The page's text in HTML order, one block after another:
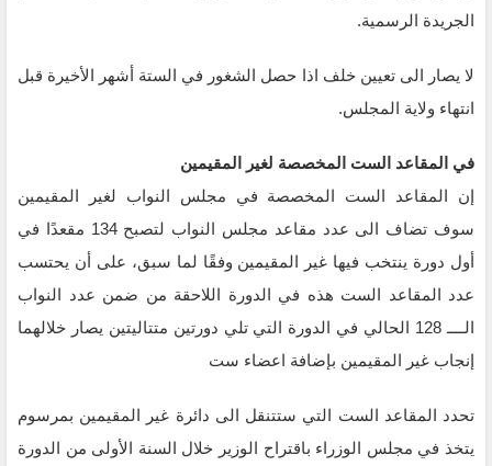
الجريدة الرسمية.
لا يصار الى تعيين خلف اذا حصل الشغور في الستة أشهر الأخيرة قبل
انتهاء ولاية المجلس.
في المقاعد الست المخصصة لغير المقيمين
إن المقاعد الست المخصصة في مجلس النواب لغير المقيمين
سوف تضاف الى عدد مقاعد مجلس النواب لتصبح 134 مقعدًا في
أول دورة ينتخب فيها غير المقيمين وفقًا لما سبق، على أن يحتسب
عدد المقاعد الست هذه في الدورة اللاحقة من ضمن عدد النواب
الــــ 128 الحالي في الدورة التي تلي دورتين متتاليتين يصار خلالهما
إنجاب غير المقيمين بإضافة اعضاء ست
تحدد المقاعد الست التي ستتنقل الى دائرة غير المقيمين بمرسوم
يتخذ في مجلس الوزراء باقتراح الوزير خلال السنة الأولى من الدورة